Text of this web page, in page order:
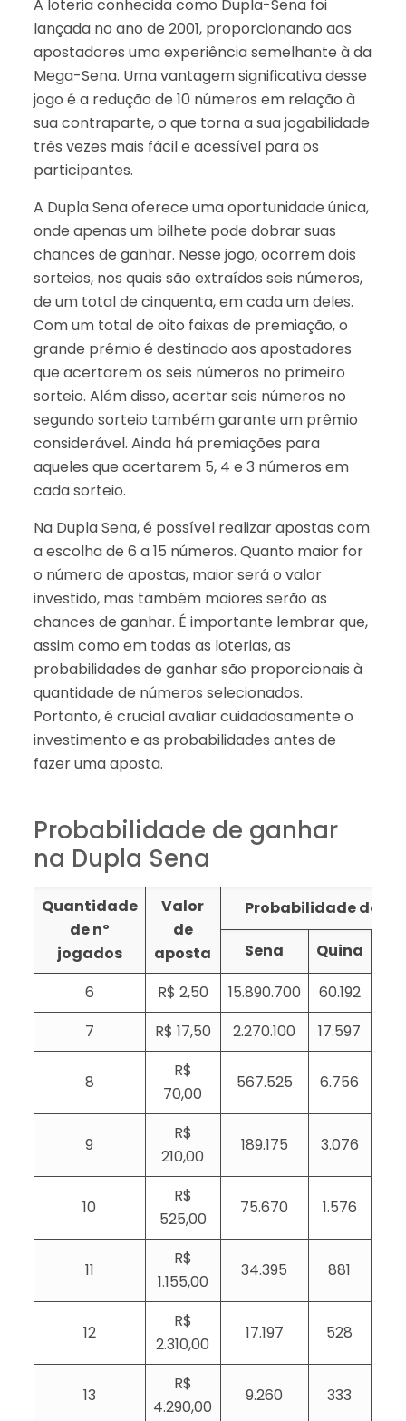
A loteria conhecida como Dupla-Sena foi
lançada no ano de 2001, proporcionando aos
apostadores uma experiência semelhante à da
Mega-Sena. Uma vantagem significativa desse
jogo é a redução de 10 números em relação à
sua contraparte, o que torna a sua jogabilidade
três vezes mais fácil e acessível para os
participantes.
A Dupla Sena oferece uma oportunidade única,
onde apenas um bilhete pode dobrar suas
chances de ganhar. Nesse jogo, ocorrem dois
sorteios, nos quais são extraídos seis números,
de um total de cinquenta, em cada um deles.
Com um total de oito faixas de premiação, o
grande prêmio é destinado aos apostadores
que acertarem os seis números no primeiro
sorteio. Além disso, acertar seis números no
segundo sorteio também garante um prêmio
considerável. Ainda há premiações para
aqueles que acertarem 5, 4 e 3 números em
cada sorteio.
Na Dupla Sena, é possível realizar apostas com
a escolha de 6 a 15 números. Quanto maior for
o número de apostas, maior será o valor
investido, mas também maiores serão as
chances de ganhar. É importante lembrar que,
assim como em todas as loterias, as
probabilidades de ganhar são proporcionais à
quantidade de números selecionados.
Portanto, é crucial avaliar cuidadosamente o
investimento e as probabilidades antes de
fazer uma aposta.
Probabilidade de ganhar
na Dupla Sena
Quantidade
de nº
jogados
Valor
de
aposta
Probabilidade de
Sena Quina
6
R$ 2,50 15.890.700 60.192
7
R$ 17,50 2.270.100 17.597
8
R$
70,00
567.525 6.756
9
R$
210,00
189.175 3.076
10
R$
525,00
75.670 1.576
11
R$
1.155,00
34.395 881
12
R$
2.310,00
17.197 528
13
R$
4.290,00
9.260 333